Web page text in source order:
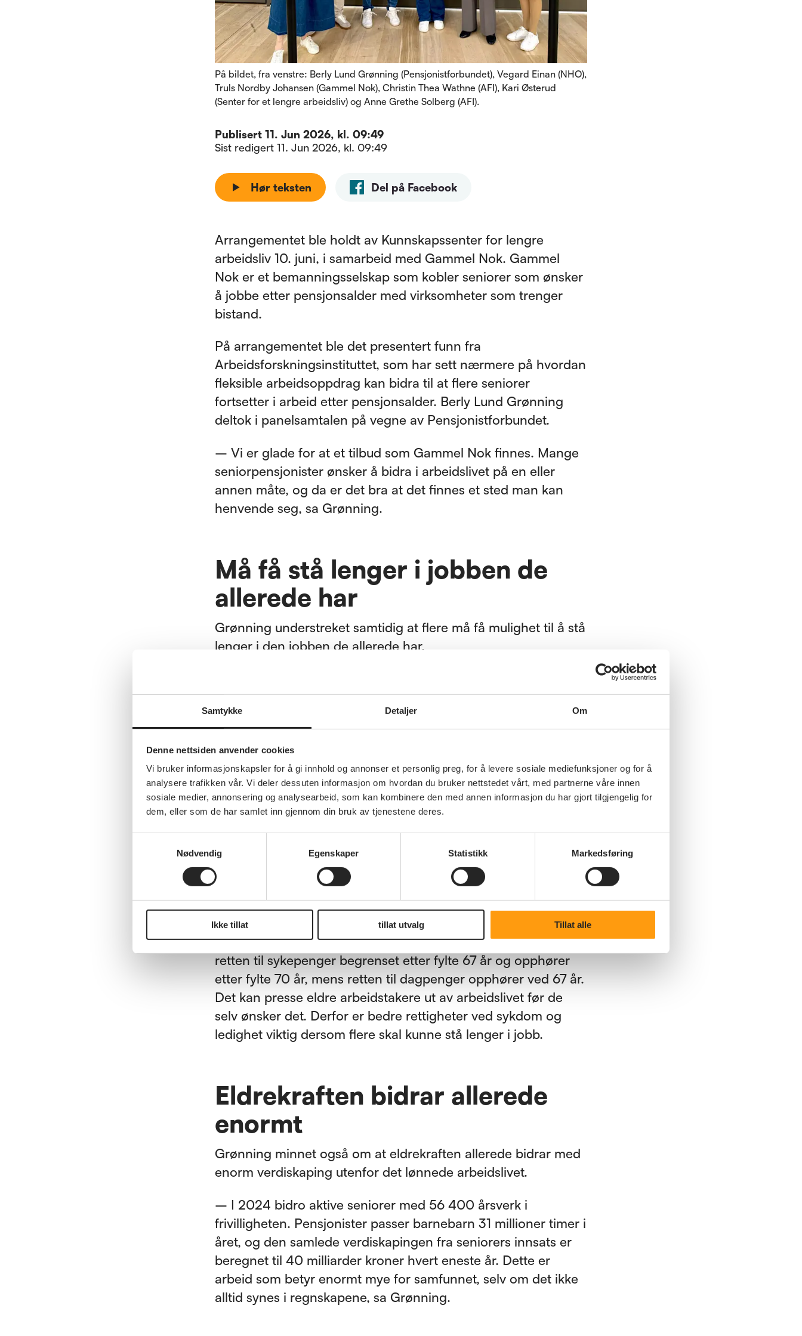
Samtykke Detaljer Om
Denne nettsiden anvender cookies
Vi bruker informasjonskapsler for å gi innhold og annonser et personlig preg, for å levere sosiale mediefunksjoner og for å
analysere trafikken vår. Vi deler dessuten informasjon om hvordan du bruker nettstedet vårt, med partnerne våre innen
sosiale medier, annonsering og analysearbeid, som kan kombinere den med annen informasjon du har gjort tilgjengelig for
dem, eller som de har samlet inn gjennom din bruk av tjenestene deres.
Nødvendig
Egenskaper Statistikk Markedsføring
Ikke tillat tillat utvalg Tillat alle
På bildet, fra venstre: Berly Lund Grønning (Pensjonistforbundet), Vegard Einan (NHO),
Truls Nordby Johansen (Gammel Nok), Christin Thea Wathne (AFI), Kari Østerud
(Senter for et lengre arbeidsliv) og Anne Grethe Solberg (AFI).
Publisert11. Jun 2026, kl. 09:49
Sist redigert11. Jun 2026, kl. 09:49
Hør teksten Del på Facebook
Arrangementet ble holdt av Kunnskapssenter for lengre
arbeidsliv 10. juni, i samarbeid med Gammel Nok. Gammel
Nok er et bemanningsselskap som kobler seniorer som ønsker
å jobbe etter pensjonsalder med virksomheter som trenger
bistand.
På arrangementet ble det presentert funn fra
Arbeidsforskningsinstituttet, som har sett nærmere på hvordan
fleksible arbeidsoppdrag kan bidra til at flere seniorer
fortsetter i arbeid etter pensjonsalder. Berly Lund Grønning
deltok i panelsamtalen på vegne av Pensjonistforbundet.
– Vi er glade for at et tilbud som Gammel Nok finnes. Mange
seniorpensjonister ønsker å bidra i arbeidslivet på en eller
annen måte, og da er det bra at det finnes et sted man kan
henvende seg, sa Grønning.
Må få stå lenger i jobben de
allerede har
Grønning understreket samtidig at flere må få mulighet til å stå
lenger i den jobben de allerede har.
stå lenger i arbeid. Da må arbeidslivet legge bedre til rette for
seniorer, med fleksibilitet, tilpasning og respekt for
kompetansen deres, sa Grønning.
Hun pekte også på at dette krever en holdningsendring i
arbeidslivet.
– Vi må bekjempe forestillingen om at eldre arbeidstakere er
mindre omstillingsdyktige eller mindre verdifulle enn yngre
arbeidstakere. Seniorer har verdifull kompetanse, erfaring og
arbeidslyst som arbeidslivet trenger. Arbeidsgivere må spørre
hva som skal til for at folk vil fortsette – ikke når de har tenkt å
slutte, sa Grønning.
Samtidig må det være trygt å stå lenger i arbeid. I dag er
retten til sykepenger begrenset etter fylte 67 år og opphører
etter fylte 70 år, mens retten til dagpenger opphører ved 67 år.
Det kan presse eldre arbeidstakere ut av arbeidslivet før de
selv ønsker det. Derfor er bedre rettigheter ved sykdom og
ledighet viktig dersom flere skal kunne stå lenger i jobb.
Eldrekraften bidrar allerede
enormt
Grønning minnet også om at eldrekraften allerede bidrar med
enorm verdiskaping utenfor det lønnede arbeidslivet.
– I 2024 bidro aktive seniorer med 56 400 årsverk i
frivilligheten. Pensjonister passer barnebarn 31 millioner timer i
året, og den samlede verdiskapingen fra seniorers innsats er
beregnet til 40 milliarder kroner hvert eneste år. Dette er
arbeid som betyr enormt mye for samfunnet, selv om det ikke
alltid synes i regnskapene, sa Grønning.